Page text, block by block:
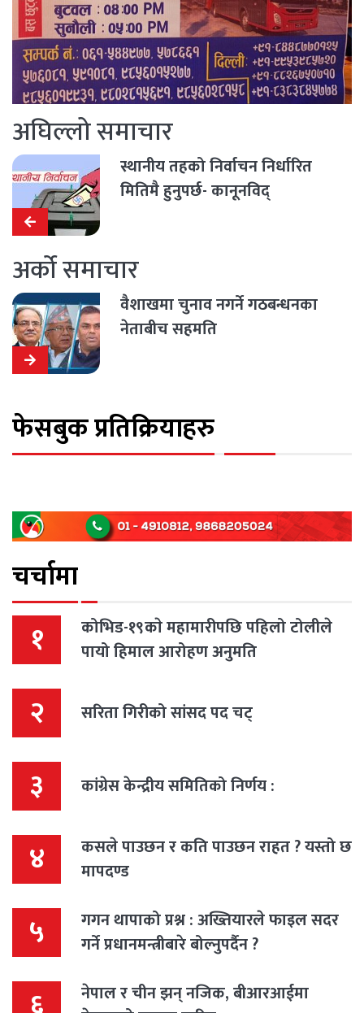
अघिल्लो समाचार
स्थानीय तहको निर्वाचन निर्धारित
मितिमै हुनुपर्छ- कानूनविद्
अर्को समाचार
वैशाखमा चुनाव नगर्ने गठबन्धनका
नेताबीच सहमति
फेसबुक प्रतिक्रियाहरु
चर्चामा
१
कोभिड-१९काे महामारीपछि पहिलो टोलीले
पायो हिमाल आरोहण अनुमति
२ सरिता गिरीको सांसद पद चट्
३ कांग्रेस केन्द्रीय समितिको निर्णय :
४
कसले पाउछन र कति पाउछन राहत ? यस्तो छ
मापदण्ड
५
गगन थापाको प्रश्न : अख्तियारले फाइल सदर
गर्ने प्रधानमन्त्रीबारे बोल्नुपर्दैन ?
नेपाल र चीन झन् नजिक, बीआरआईमा